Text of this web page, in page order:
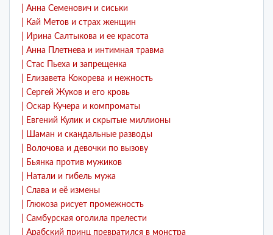
| Анна Семенович и сиськи
| Кай Метов и страх женщин
| Ирина Салтыкова и ее красота
| Анна Плетнева и интимная травма
| Стас Пьеха и запрещенка
| Елизавета Кокорева и нежность
| Сергей Жуков и его кровь
| Оскар Кучера и компроматы
| Евгений Кулик и скрытые миллионы
| Шаман и скандальные разводы
| Волочова и девочки по вызову
| Бьянка против мужиков
| Натали и гибель мужа
| Слава и её измены
| Глюкоза рисует промежность
| Самбурская оголила прелести
| Арабский принц превратился в монстра